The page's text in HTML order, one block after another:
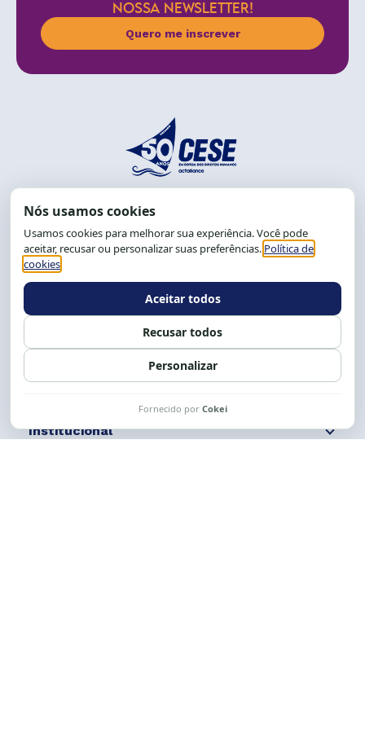
NOSSA NEWSLETTER!
Quero me inscrever
End.: R. da Graça, 150. Graça
CEP: 40.150-055
Salvador-BA, Brasil.
Tel.: (71) 2104-5457, Cel.: (71) 9 9239-2104 ou 2105
Expediente: 8h às 12h e 13 às 17h.
Siga nossas redes Fale conosco
Institucional